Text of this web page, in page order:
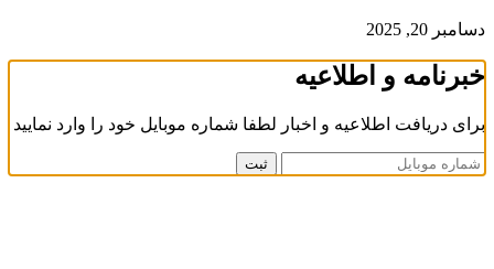
دسامبر 20, 2025
خبرنامه و اطلاعیه
برای دریافت اطلاعیه و اخبار لطفا شماره موبایل خود را وارد نمایید
ثبت